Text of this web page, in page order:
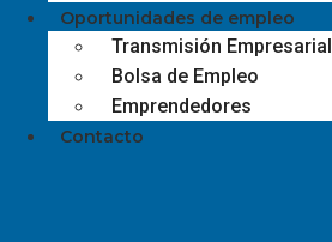
Oportunidades de empleo
Transmisión Empresarial
Bolsa de Empleo
Emprendedores
Contacto